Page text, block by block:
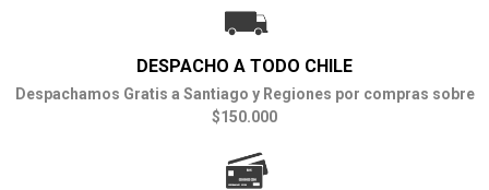
DESPACHO A TODO CHILE
Despachamos Gratis a Santiago y Regiones por compras sobre
$150.000